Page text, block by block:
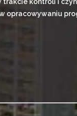
opracowywaniu